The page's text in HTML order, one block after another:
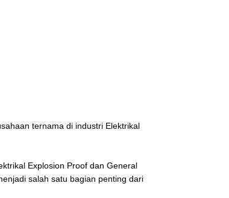
ternama di industri Elektrikal
Explosion Proof dan General
salah satu bagian penting dari